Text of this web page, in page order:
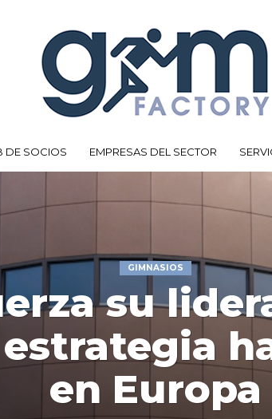
DE SOCIOS EMPRESAS DEL SECTOR
GIMNASIOS
su
en Europa